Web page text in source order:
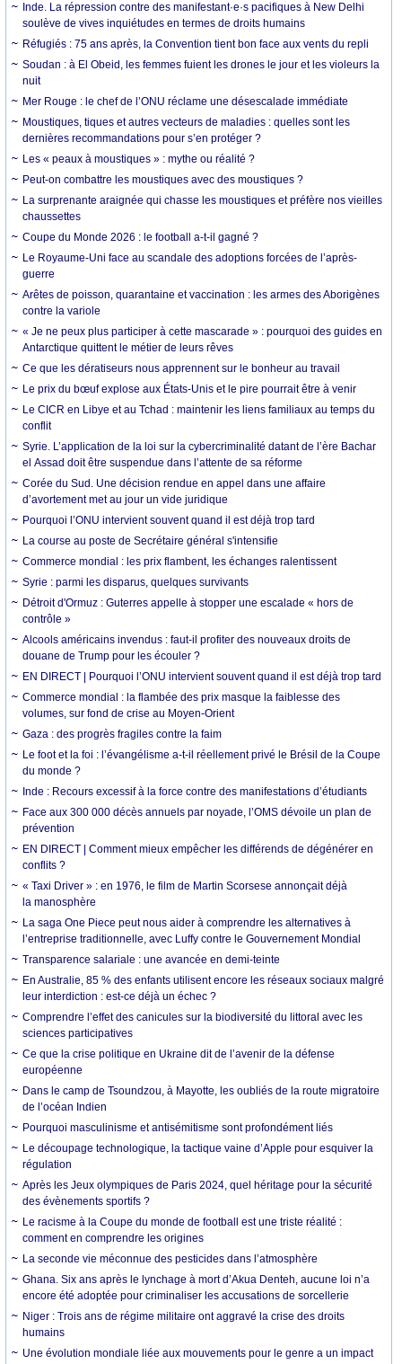
Inde. La répression contre des manifestant·e·s pacifiques à New Delhi
soulève de vives inquiétudes en termes de droits humains
Réfugiés : 75 ans après, la Convention tient bon face aux vents du repli
Soudan : à El Obeid, les femmes fuient les drones le jour et les violeurs la
nuit
Mer Rouge : le chef de l’ONU réclame une désescalade immédiate
Moustiques, tiques et autres vecteurs de maladies : quelles sont les
dernières recommandations pour s’en protéger ?
Les « peaux à moustiques » : mythe ou réalité ?
Peut-on combattre les moustiques avec des moustiques ?
La surprenante araignée qui chasse les moustiques et préfère nos vieilles
chaussettes
Coupe du Monde 2026 : le football a-t-il gagné ?
Le Royaume-Uni face au scandale des adoptions forcées de l’après-
guerre
Arêtes de poisson, quarantaine et vaccination : les armes des Aborigènes
contre la variole
« Je ne peux plus participer à cette mascarade » : pourquoi des guides en
Antarctique quittent le métier de leurs rêves
Ce que les dératiseurs nous apprennent sur le bonheur au travail
Le prix du bœuf explose aux États-Unis et le pire pourrait être à venir
Le CICR en Libye et au Tchad : maintenir les liens familiaux au temps du
conflit
Syrie. L’application de la loi sur la cybercriminalité datant de l’ère Bachar
el Assad doit être suspendue dans l’attente de sa réforme
Corée du Sud. Une décision rendue en appel dans une affaire
d’avortement met au jour un vide juridique
Pourquoi l’ONU intervient souvent quand il est déjà trop tard
La course au poste de Secrétaire général s'intensifie
Commerce mondial : les prix flambent, les échanges ralentissent
Syrie : parmi les disparus, quelques survivants
Détroit d'Ormuz : Guterres appelle à stopper une escalade « hors de
contrôle »
Alcools américains invendus : faut-il profiter des nouveaux droits de
douane de Trump pour les écouler ?
EN DIRECT | Pourquoi l’ONU intervient souvent quand il est déjà trop tard
Commerce mondial : la flambée des prix masque la faiblesse des
volumes, sur fond de crise au Moyen-Orient
Gaza : des progrès fragiles contre la faim
Le foot et la foi : l’évangélisme a-t-il réellement privé le Brésil de la Coupe
du monde ?
Inde : Recours excessif à la force contre des manifestations d’étudiants
Face aux 300 000 décès annuels par noyade, l’OMS dévoile un plan de
prévention
EN DIRECT | Comment mieux empêcher les différends de dégénérer en
conflits ?
« Taxi Driver » : en 1976, le film de Martin Scorsese annonçait déjà
la manosphère
La saga One Piece peut nous aider à comprendre les alternatives à
l’entreprise traditionnelle, avec Luffy contre le Gouvernement Mondial
Transparence salariale : une avancée en demi-teinte
En Australie, 85 % des enfants utilisent encore les réseaux sociaux malgré
leur interdiction : est-ce déjà un échec ?
Comprendre l’effet des canicules sur la biodiversité du littoral avec les
sciences participatives
Ce que la crise politique en Ukraine dit de l’avenir de la défense
européenne
Dans le camp de Tsoundzou, à Mayotte, les oubliés de la route migratoire
de l’océan Indien
Pourquoi masculinisme et antisémitisme sont profondément liés
Le découpage technologique, la tactique vaine d’Apple pour esquiver la
régulation
Après les Jeux olympiques de Paris 2024, quel héritage pour la sécurité
des évènements sportifs ?
Le racisme à la Coupe du monde de football est une triste réalité :
comment en comprendre les origines
La seconde vie méconnue des pesticides dans l’atmosphère
Ghana. Six ans après le lynchage à mort d’Akua Denteh, aucune loi n’a
encore été adoptée pour criminaliser les accusations de sorcellerie
Niger : Trois ans de régime militaire ont aggravé la crise des droits
humains
Une évolution mondiale liée aux mouvements pour le genre a un impact